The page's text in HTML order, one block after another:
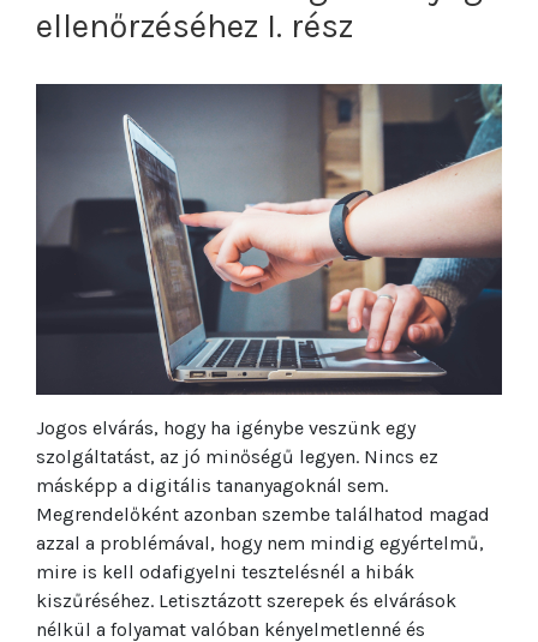
ellenőrzéséhez I. rész
Jogos elvárás, hogy ha igénybe veszünk egy
szolgáltatást, az jó minőségű legyen. Nincs ez
másképp a digitális tananyagoknál sem.
Megrendelőként azonban szembe találhatod magad
azzal a problémával, hogy nem mindig egyértelmű,
mire is kell odafigyelni tesztelésnél a hibák
kiszűréséhez. Letisztázott szerepek és elvárások
nélkül a folyamat valóban kényelmetlenné és